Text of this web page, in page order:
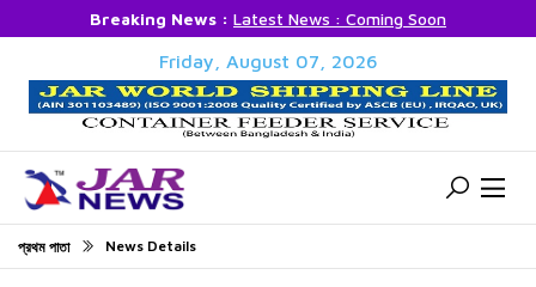
Breaking News : Latest News : Coming Soon
Friday, August 07, 2026
প্রথম পাতা News Details